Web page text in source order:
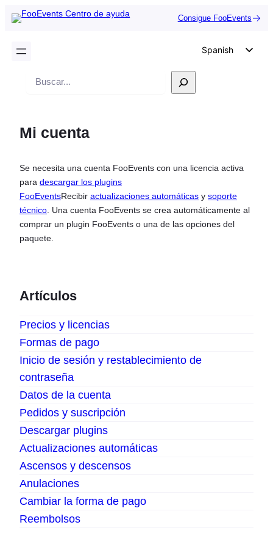
Consigue FooEvents
Spanish
French
Czech
Buscar
Mi cuenta
Se necesita una cuenta FooEvents con una licencia activa
para descargar los plugins
FooEventsRecibir actualizaciones automáticas y soporte
técnico . Una cuenta FooEvents se crea automáticamente al
comprar un plugin FooEvents o una de las opciones del
paquete.
Artículos
Precios y licencias
Formas de pago
Inicio de sesión y restablecimiento de
contraseña
Datos de la cuenta
Pedidos y suscripción
Descargar plugins
Actualizaciones automáticas
Ascensos y descensos
Anulaciones
Cambiar la forma de pago
Reembolsos